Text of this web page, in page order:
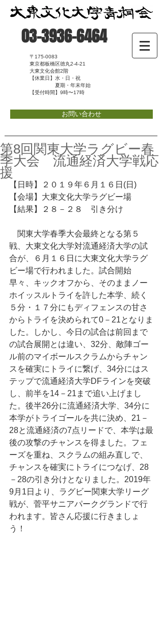
03-3936-6464
〒175-0083
東京都板橋区徳丸2-4-21
大東文化会館2階
【休業日】水・日・祝
夏期・年末年始
【受付時間】9時〜17時
お問い合わせ
第8回関東大学ラグビー春
季大会 流通経済大学戦応
援
【日時】２０１９年６月１６日(日)
【会場】大東文化大学ラグビー場
【結果】２８－２８　引き分け
関東大学春季大会最終となる第５
戦、大東文化大学対流通経済大学の試
合が、６月１６日に大東文化大学ラグ
ビー場で行われました。試合開始
早々、キックオフから、そのままノー
ホイッスルトライを許した本学、続く
５分・１７分にもディフェンスの甘さ
からトライを決められて0－21となりま
した。しかし、今日の試合は前回まで
の試合展開とは違い、32分、敵陣ゴー
ル前のマイボールスクラムからチャン
スを確実にトライに繋げ、34分にはス
テップで流通経済大学DFラインを突破
し、前半を14－21まで追い上げまし
た。後半26分に流通経済大学、34分に
本学がトライゴールを共に決め、21－
28と流通経済の7点リードで、本学は最
後の攻撃のチャンスを得ました。フェ
ーズを重ね、スクラムの組み直しで、
チャンスを確実にトライにつなげ、28
－28の引き分けとなりました。2019年
9月1日より、ラグビー関東大学リーグ
戦が、菅平サニアパークグランドで行
われます。皆さん応援に行きましょ
う！